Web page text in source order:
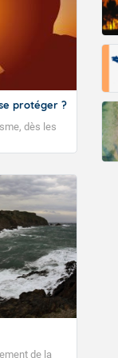
protéger ?
dès les
de la